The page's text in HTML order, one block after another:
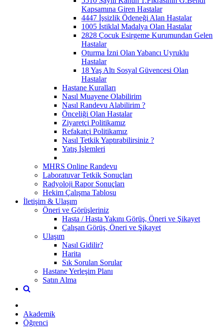
Kapsamına Giren Hastalar
4447 İşsizlik Ödeneği Alan Hastalar
1005 İstiklal Madalya Olan Hastalar
2828 Çocuk Esirgeme Kurumundan Gelen
Hastalar
Oturma İzni Olan Yabancı Uyruklu
Hastalar
18 Yaş Altı Sosyal Güvencesi Olan
Hastalar
Hastane Kuralları
Nasıl Muayene Olabilirim
Nasıl Randevu Alabilirim ?
Önceliği Olan Hastalar
Ziyaretçi Politikamız
Refakatçi Politikamız
Nasıl Tetkik Yaptırabilirsiniz ?
Yatış İşlemleri
MHRS Online Randevu
Laboratuvar Tetkik Sonuçları
Radyoloji Rapor Sonuçları
Hekim Çalışma Tablosu
İletişim & Ulaşım
Öneri ve Görüşleriniz
Hasta / Hasta Yakını Görüş, Öneri ve Şikayet
Çalışan Görüş, Öneri ve Şikayet
Ulaşım
Nasıl Gidilir?
Harita
Sık Sorulan Sorular
Hastane Yerleşim Planı
Satın Alma
Akademik
Öğrenci